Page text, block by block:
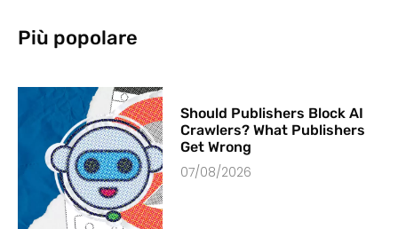
Più popolare
Should Publishers Block AI
Crawlers? What Publishers
Get Wrong
07/08/2026